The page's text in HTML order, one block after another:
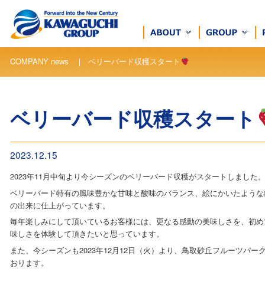
COMPANY news ｜ ベリーバード収穫スタート
ベリーバード収穫スタート
2023.12.15
2023年11月中旬より今シーズンのベリーバード収穫がスタートしました
ベリーバード特有の風味豊かな甘味と酸味のバランス、絵にかいたよう
の出来に仕上がっています。
毎年楽しみにして頂いているお客様には、更なる感動の美味しさを、初
味しさを体験して頂きたいと思っています。
また、今シーズンも2023年12月12日（火）より、鳥取砂丘フルーツパ
おります。